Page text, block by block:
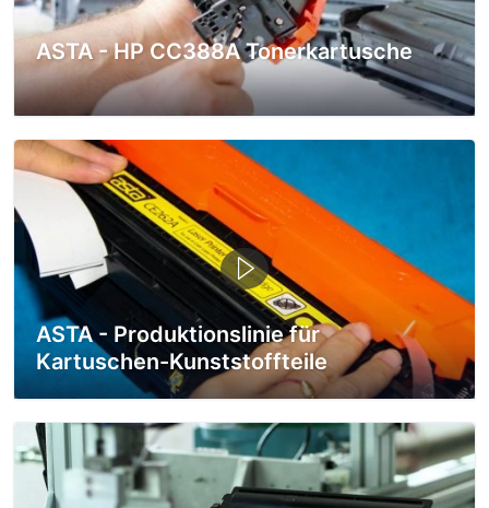
ASTA - HP CC388A Tonerkartusche
ASTA - Produktionslinie für
Kartuschen-Kunststoffteile